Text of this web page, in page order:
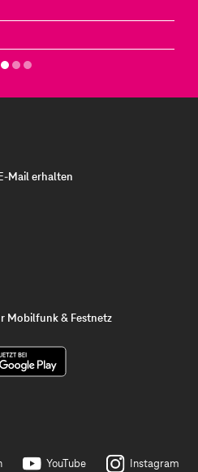
Mail erhalten
Mobilfunk & Festnetz
YouTube Instagram